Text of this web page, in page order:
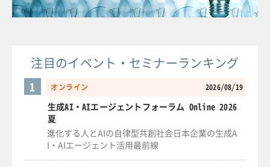
注目のイベント・セミナーランキング
オンライン 2026/08/19
1
生成AI・AIエージェントフォーラム Online 2026
夏
進化する人とAIの自律型共創社会日本企業の生成A
I・AIエージェント活用最前線